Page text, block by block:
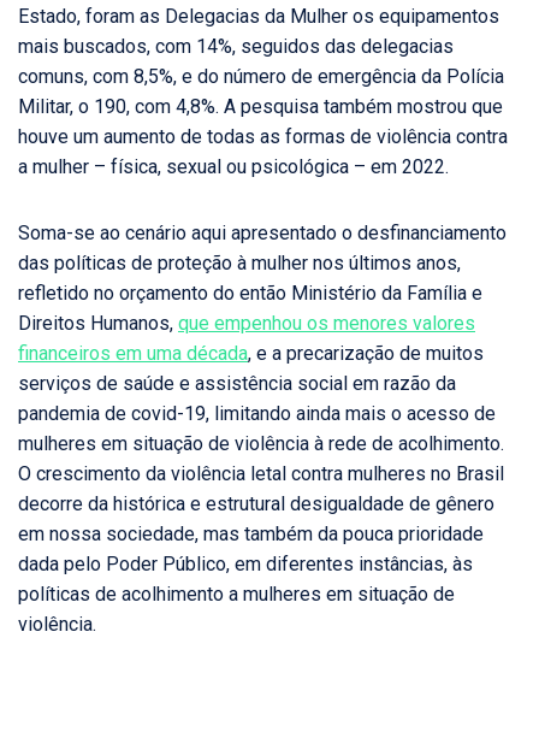
Estado, foram as Delegacias da Mulher os equipamentos
mais buscados, com 14%, seguidos das delegacias
comuns, com 8,5%, e do número de emergência da Polícia
Militar, o 190, com 4,8%. A pesquisa também mostrou que
houve um aumento de todas as formas de violência contra
a mulher – física, sexual ou psicológica – em 2022.
Soma-se ao cenário aqui apresentado o desfinanciamento
das políticas de proteção à mulher nos últimos anos,
refletido no orçamento do então Ministério da Família e
Direitos Humanos, que empenhou os menores valores
financeiros em uma década, e a precarização de muitos
serviços de saúde e assistência social em razão da
pandemia de covid-19, limitando ainda mais o acesso de
mulheres em situação de violência à rede de acolhimento.
O crescimento da violência letal contra mulheres no Brasil
decorre da histórica e estrutural desigualdade de gênero
em nossa sociedade, mas também da pouca prioridade
dada pelo Poder Público, em diferentes instâncias, às
políticas de acolhimento a mulheres em situação de
violência.